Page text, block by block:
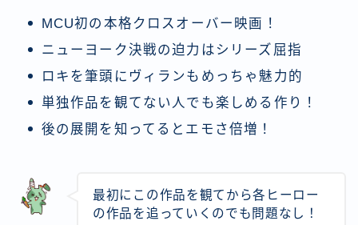
MCU初の本格クロスオーバー映画！
ニューヨーク決戦の迫力はシリーズ屈指
ロキを筆頭にヴィランもめっちゃ魅力的
単独作品を観てない人でも楽しめる作り！
後の展開を知ってるとエモさ倍増！
最初にこの作品を観てから各ヒーロー
の作品を追っていくのでも問題なし！